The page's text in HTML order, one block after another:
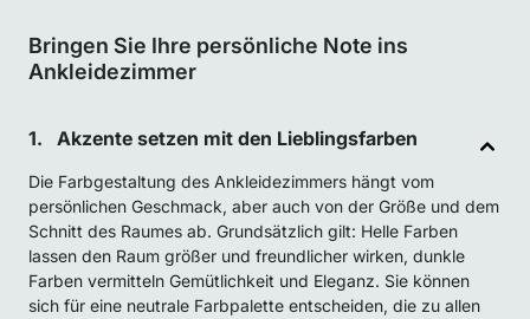
Bringen Sie Ihre persönliche Note ins
Ankleidezimmer
Akzente setzen mit den Lieblingsfarben
Die Farbgestaltung des Ankleidezimmers hängt vom
persönlichen Geschmack, aber auch von der Größe und dem
Schnitt des Raumes ab. Grundsätzlich gilt: Helle Farben
lassen den Raum größer und freundlicher wirken, dunkle
Farben vermitteln Gemütlichkeit und Eleganz. Sie können
sich für eine neutrale Farbpalette entscheiden, die zu allen